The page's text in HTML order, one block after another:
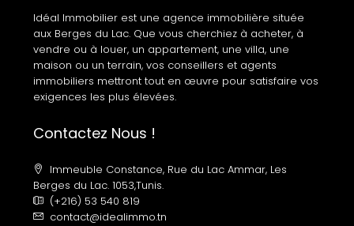
Idéal Immobilier est une agence immobilière située
aux Berges du Lac. Que vous cherchiez à acheter, à
vendre ou à louer, un appartement, une villa, une
maison ou un terrain, vos conseillers et agents
immobiliers mettront tout en œuvre pour satisfaire vos
exigences les plus élevées.
Contactez Nous !
Immeuble Constance, Rue du Lac Ammar, Les
Berges du Lac. 1053,Tunis.
(+216) 53 540 819
contact@idealimmo.tn